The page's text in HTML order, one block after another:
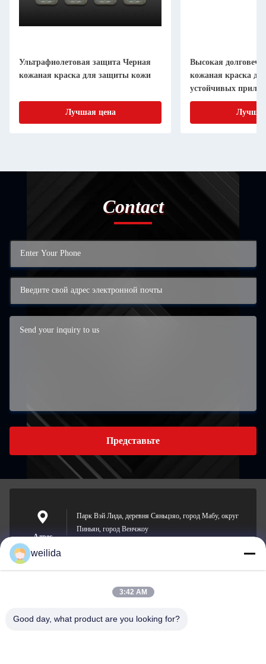
Ультрафиолетовая защита Черная
кожаная краска для защиты кожи
Лучшая цена
Высокая
кожаная краска
устойчивых
Contact
Представьте
Адрес
Парк Вэй Лида, деревня Сяньцзяо, город Мабу, округ
Пиньян, город Венчжоу
E-mail
1013008132@qq.com
weilida
3:42 AM
Good day, what product are you looking for?